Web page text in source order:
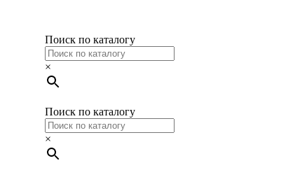
Поиск по каталогу
×
Поиск по каталогу
×